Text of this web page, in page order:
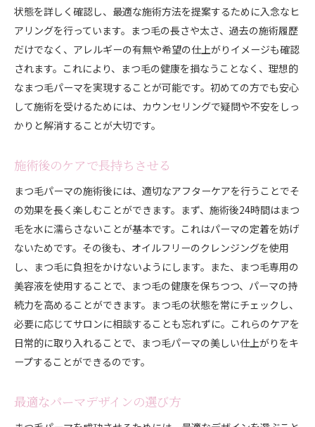
状態を詳しく確認し、最適な施術方法を提案するために入念なヒ
アリングを行っています。まつ毛の長さや太さ、過去の施術履歴
だけでなく、アレルギーの有無や希望の仕上がりイメージも確認
されます。これにより、まつ毛の健康を損なうことなく、理想的
なまつ毛パーマを実現することが可能です。初めての方でも安心
して施術を受けるためには、カウンセリングで疑問や不安をしっ
かりと解消することが大切です。
施術後のケアで長持ちさせる
まつ毛パーマの施術後には、適切なアフターケアを行うことでそ
の効果を長く楽しむことができます。まず、施術後24時間はまつ
毛を水に濡らさないことが基本です。これはパーマの定着を妨げ
ないためです。その後も、オイルフリーのクレンジングを使用
し、まつ毛に負担をかけないようにします。また、まつ毛専用の
美容液を使用することで、まつ毛の健康を保ちつつ、パーマの持
続力を高めることができます。まつ毛の状態を常にチェックし、
必要に応じてサロンに相談することも忘れずに。これらのケアを
日常的に取り入れることで、まつ毛パーマの美しい仕上がりをキ
ープすることができるのです。
最適なパーマデザインの選び方